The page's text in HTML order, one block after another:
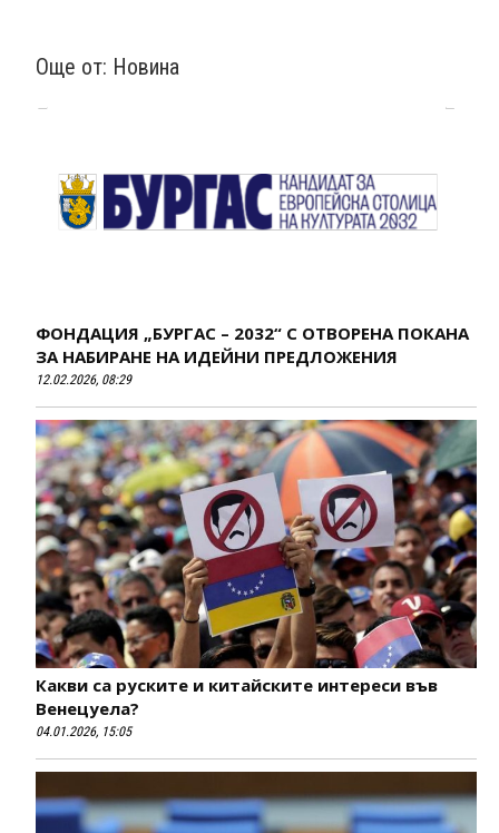
Още от: Новина
ФОНДАЦИЯ „БУРГАС – 2032“ С ОТВОРЕНА ПОКАНА
ЗА НАБИРАНЕ НА ИДЕЙНИ ПРЕДЛОЖЕНИЯ
12.02.2026, 08:29
Какви са руските и китайските интереси във
Венецуела?
04.01.2026, 15:05